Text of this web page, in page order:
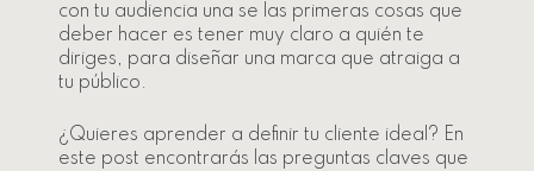
con tu audiencia una se las primeras cosas que
deber hacer es tener muy claro a quién te
diriges, para diseñar una marca que atraiga a
tu público.
¿Quieres aprender a definir tu cliente ideal? En
este post encontrarás las preguntas claves que